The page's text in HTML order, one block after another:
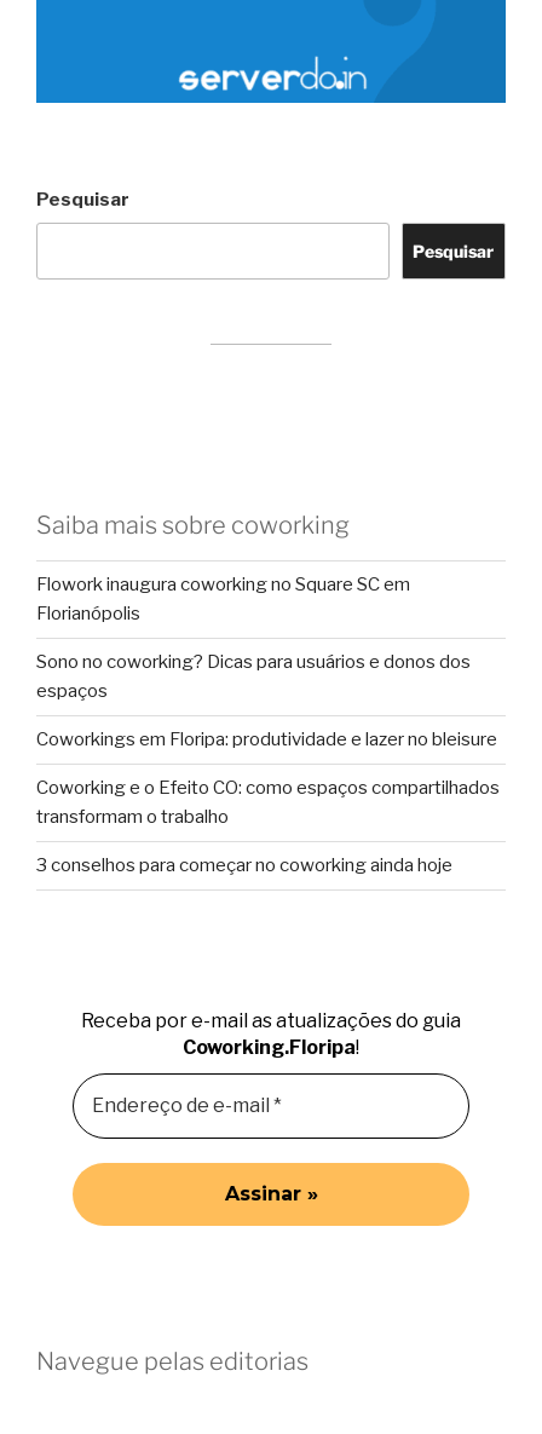
Pesquisar
Pesquisar
Saiba mais sobre coworking
Flowork inaugura coworking no Square SC em
Florianópolis
Sono no coworking? Dicas para usuários e donos dos
espaços
Coworkings em Floripa: produtividade e lazer no bleisure
Coworking e o Efeito CO: como espaços compartilhados
transformam o trabalho
3 conselhos para começar no coworking ainda hoje
Receba por e-mail as atualizações do guia
Coworking.Floripa!
Navegue pelas editorias